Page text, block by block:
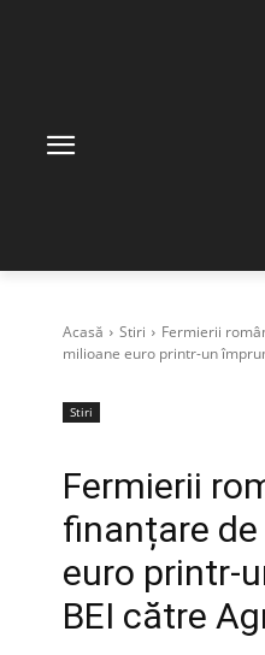
Acasă Stiri
Fermierii
milioane euro printr-un
Stiri
Fermierii
finanțare
euro printr-
BEI către